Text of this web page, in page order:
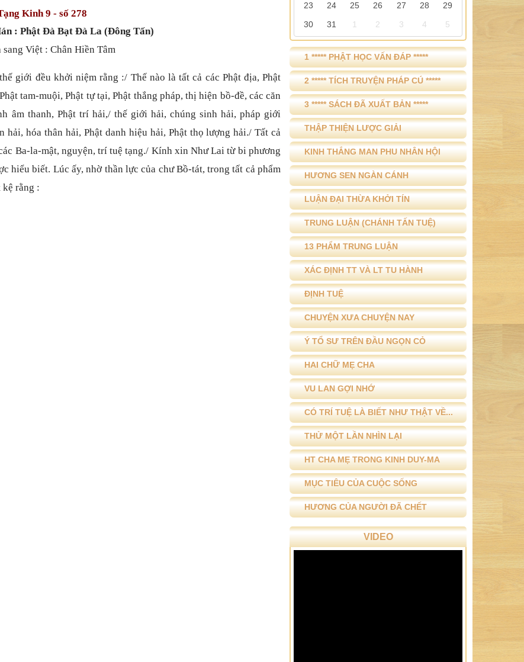
Kinh 9 - số 278
: Phật Đà Bạt Đà La (Đông Tấn)
Việt : Chân Hiền Tâm
ế giới đều khởi niệm rằng :/ Thếnào là tất cả các Phật địa, Phật
ật tam-muội, Phật tựtại, Phật thắng pháp, thị hiện bồ-đề, các căn
âm thanh, Phật trí hải,/ thếgiới hải, chúng sinh hải, pháp giới
hải, hóa thân hải, Phật danh hiệu hải, Phật thọ lượng hải./ Tất cả
Ba-la-mật, nguyện, trí tuệ tạng./ Kính xin Như Lai từbi phương
c hiểu biết. Lúc ấy, nhờthần lực của chư Bồ-tát, trong tất cảphẩm
kệ rằng :
23
24 25 26 27 28
29
30
31 1 2 3 4 5
1 ***** PHẬT HỌC VẤN ĐÁP *****
2 ***** TÍCH TRUYỆN PHÁP CÚ *****
3 ***** SÁCH ĐÃ XUẤT BẢN *****
THẬP THIỆN LƯỢC GIẢI
KINH THẮNG MAN PHU NHÂN HỘI
HƯƠNG SEN NGÀN CÁNH
LUẬN ĐẠI THỪA KHỞI TÍN
TRUNG LUẬN (CHÁNH TẤN TUỆ)
13 PHẨM TRUNG LUẬN
XÁC ĐỊNH TT VÀ LT TU HÀNH
ĐỊNH TUỆ
CHUYỆN XƯA CHUYỆN NAY
Ý TỔ SƯ TRÊN ĐẦU NGỌN CỎ
HAI CHỮ MẸ CHA
VU LAN GỢI NHỚ
CÓ TRÍ TUỆ LÀ BIẾT NHƯ THẬT VỀ...
THỬ MỘT LẦN NHÌN LẠI
HT CHA MẸ TRONG KINH DUY-MA
MỤC TIÊU CỦA CUỘC SỐNG
HƯƠNG CỦA NGƯỜI ĐÃ CHẾT
VIDEO